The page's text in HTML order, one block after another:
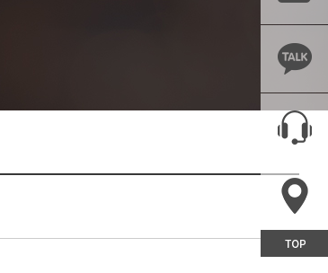
로그인
아이디/비밀번호찾기